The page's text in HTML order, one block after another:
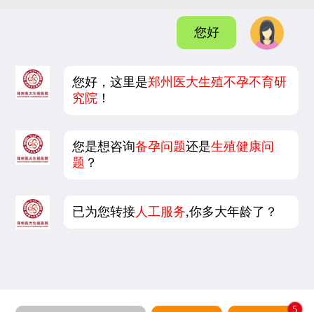
您好
您好，这里是郑州医大生殖不孕不育研
究院 ！
您是想咨询备孕问题还是生殖健康问
题 ？
已为您转接 人工服务,你多大年龄了？
5